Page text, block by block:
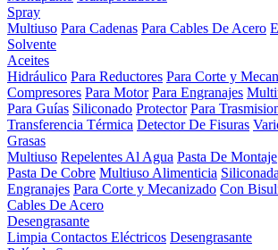
Spray
Multiuso Para Cadenas Para Cables De Acero
Solvente
Aceites
Hidráulico Para Reductores Para Corte y
Compresores Para Motor Para Engranajes
Para Guías Siliconado Protector Para
Transferencia Térmica Detector De Fisuras
Grasas
Multiuso Repelentes Al Agua Pasta De Montaje
Pasta De Cobre Multiuso Alimenticia Siliconada
Engranajes Para Corte y Mecanizado Con
Cables De Acero
Desengrasante
Limpia Contactos Eléctricos Desengrasante